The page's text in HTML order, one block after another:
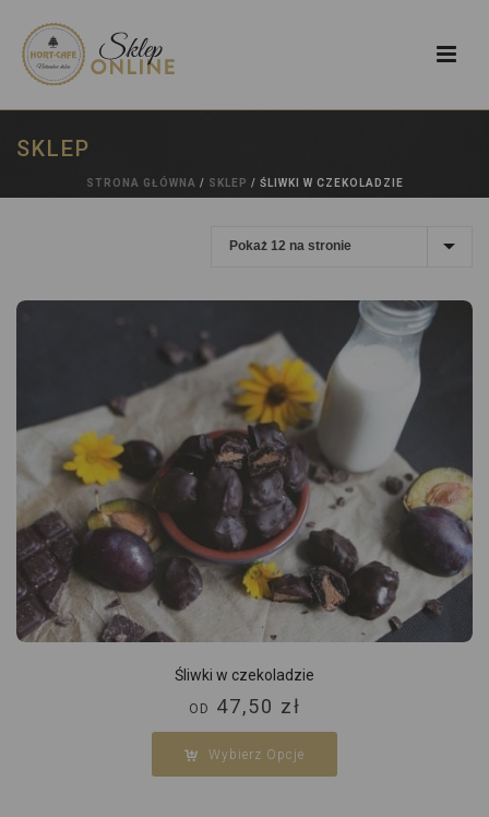
SKLEP
STRONA GŁÓWNA / SKLEP / ŚLIWKI W CZEKOLADZIE
Śliwki w czekoladzie
OD 47,50 zł
Wybierz Opcje